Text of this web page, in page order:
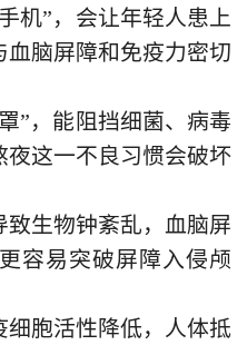
机”，会让年轻人患上
脑屏障和免疫力密切
”，能阻挡细菌、病毒
这一不良习惯会破坏
生物钟紊乱，血脑屏
容易突破屏障入侵颅
胞活性降低，人体抵